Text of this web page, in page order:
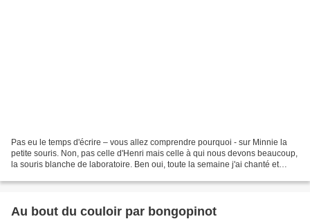
Pas eu le temps d'écrire – vous allez comprendre pourquoi - sur Minnie la
petite souris. Non, pas celle d'Henri mais celle à qui nous devons beaucoup,
la souris blanche de laboratoire. Ben oui, toute la semaine j'ai chanté et
Au bout du couloir par bongopinot